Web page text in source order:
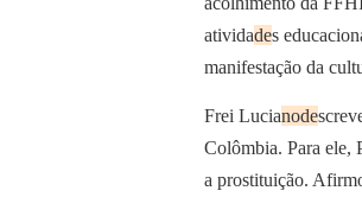
atividades
manifestação da
Frei Lucianode
Colômbia. Para ele,
a prostituição.